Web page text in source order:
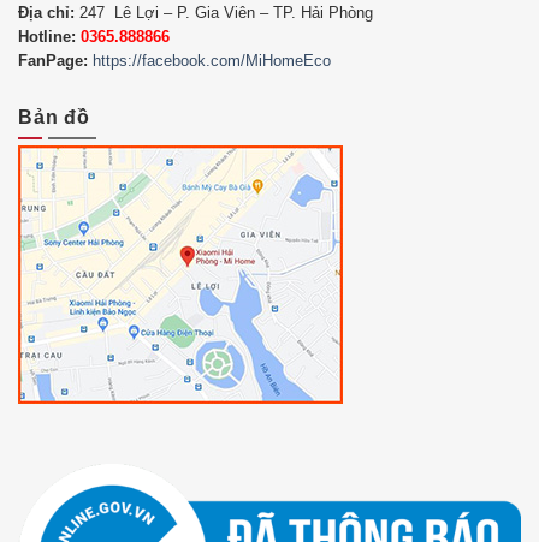
Địa chỉ: 247 Lê Lợi – P. Gia Viên – TP. Hải Phòng
Hotline: 0365.888866
FanPage: https://facebook.com/MiHomeEco
Bản đồ